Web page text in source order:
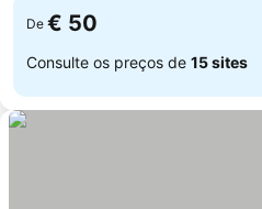
De € 50
Consulte os preços de 15 sites